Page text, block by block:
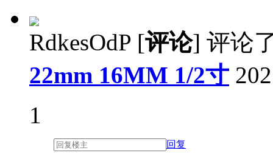
RdkesOdP [评论] 评论
22mm 16MM 1/2寸
1
回复